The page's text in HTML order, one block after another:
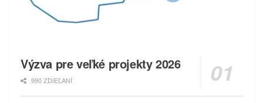
Výzva pre veľké projekty 2026
990 ZDIEĽANÍ